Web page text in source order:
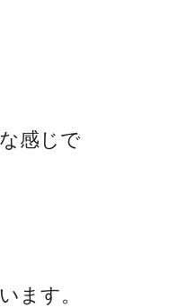
感じで
ます。